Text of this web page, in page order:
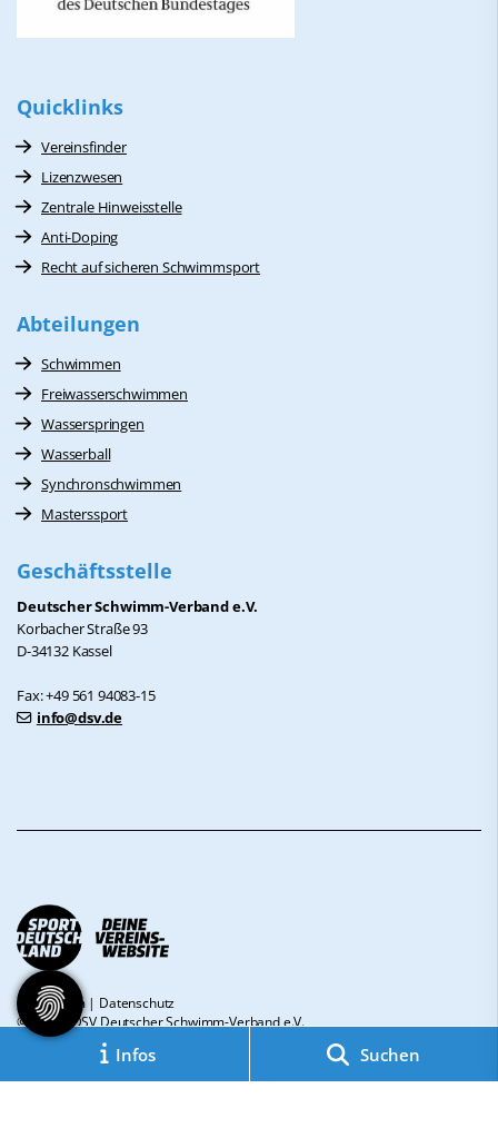
Infos Suchen
Quicklinks
Vereinsfinder
Lizenzwesen
Zentrale Hinweisstelle
Anti-Doping
Recht auf sicheren Schwimmsport
Abteilungen
Schwimmen
Freiwasserschwimmen
Wasserspringen
Wasserball
Synchronschwimmen
Masterssport
Geschäftsstelle
Deutscher Schwimm-Verband e.V.
Korbacher Straße 93
D-34132 Kassel
Fax: +49 561 94083-15
info@dsv.de
Impressum| Datenschutz
© 2026 - DSV Deutscher Schwimm-Verband e.V.
Diese Website ist gefördert durch das Projekt
„Sportdeutschland – Deine